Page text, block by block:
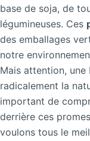
base de soja, de
légumineuses. Ces
des emballages
notre
Mais attention,
radicalement la
important de
derrière ces
voulons tous le